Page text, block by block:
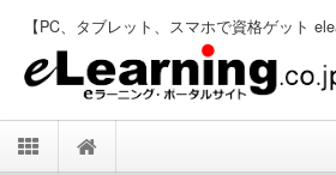
【PC、タブレット、スマホで資格ゲット